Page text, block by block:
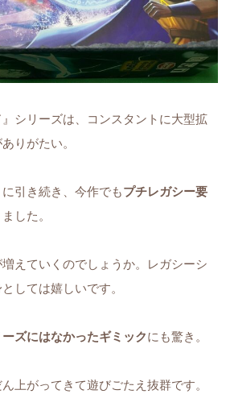
』シリーズは、コンスタントに大型拡
りがたい。
引き続き、今作でもプチレガシー要
した。
えていくのでしょうか。レガシーシ
しては嬉しいです。
ズにはなかったギミックにも驚き。
上がってきて遊びごたえ抜群です。